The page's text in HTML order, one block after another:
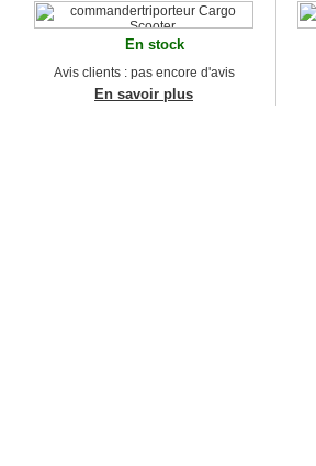
En stock
Avis clients : pas encore d'avis
En savoir plus